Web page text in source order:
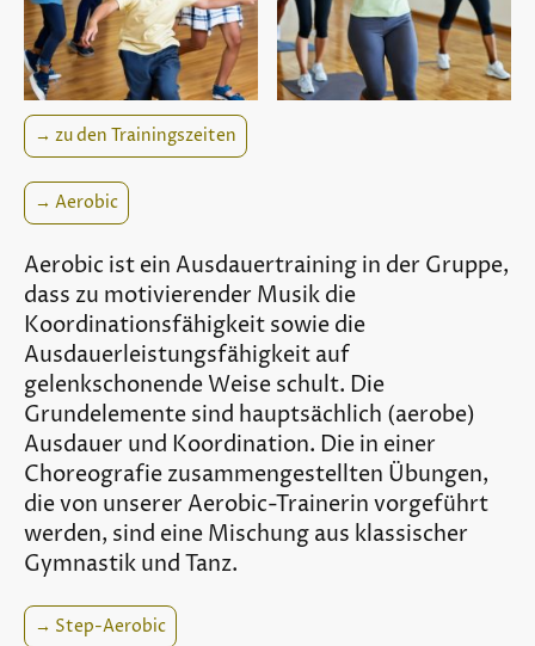
→ zu den Trainingszeiten
→ Aerobic
Aerobic ist ein Ausdauertraining in der Gruppe,
dass zu motivierender Musik die
Koordinationsfähigkeit sowie die
Ausdauerleistungsfähigkeit auf
gelenkschonende Weise schult. Die
Grundelemente sind hauptsächlich (aerobe)
Ausdauer und Koordination. Die in einer
Choreografie zusammengestellten Übungen,
die von unserer Aerobic-Trainerin vorgeführt
werden, sind eine Mischung aus klassischer
Gymnastik und Tanz.
→ Step-Aerobic